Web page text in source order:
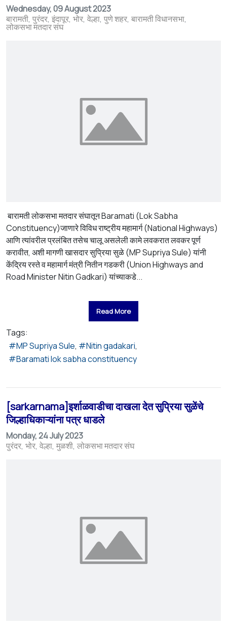
Wednesday, 09 August 2023
बारामती पुरंदर इंदापूर भोर वेल्हा पुणे शहर बारामती विधानसभा
लोकसभा मतदार संघ
बारामती लोकसभा मतदार संघातून Baramati (Lok Sabha
Constituency)जाणारे विविध राष्ट्रीय महामार्ग (National Highways)
आणि त्यांवरील प्रलंबित तसेच चालू असलेली कामे लवकरात लवकर पूर्ण
करावीत, अशी मागणी खासदार सुप्रिया सुळे (MP Supriya Sule) यांनी
केंद्रिय रस्ते व महामार्ग मंत्री नितीन गडकरी (Union Highways and
Road Minister Nitin Gadkari) यांच्याकडे...
Read More
Tags:
MP Supriya Sule
Nitin gadakari
Baramati lok sabha constituency
[sarkarnama]इर्शाळवाडीचा दाखला देत सुप्रिया सुळेंचे
जिल्हाधिकाऱ्यांना पत्र धाडले
Monday, 24 July 2023
पुरंदर भोर वेल्हा मुळशी लोकसभा मतदार संघ